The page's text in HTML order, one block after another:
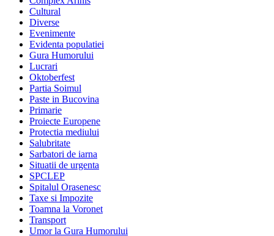
Cultural
Diverse
Evenimente
Evidenta populatiei
Gura Humorului
Lucrari
Oktoberfest
Partia Soimul
Paste in Bucovina
Primarie
Proiecte Europene
Protectia mediului
Salubritate
Sarbatori de iarna
Situatii de urgenta
SPCLEP
Spitalul Orasenesc
Taxe si Impozite
Toamna la Voronet
Transport
Umor la Gura Humorului